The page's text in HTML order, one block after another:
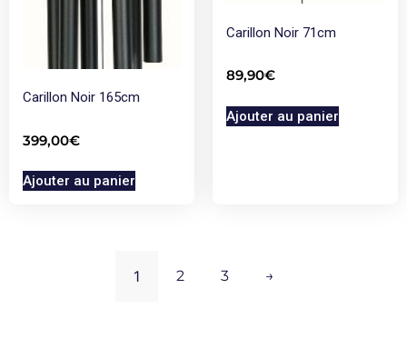
Carillon Noir 165cm
399,00€
Ajouter au panier
Carillon Noir 71cm
89,90€
Ajouter au panier
1 2 3 →